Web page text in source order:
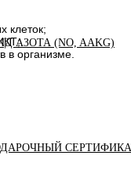
АЗОТА (NO, AAKG)
клеток;
в организме.